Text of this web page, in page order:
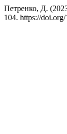
Петренко, Д.
104. https://